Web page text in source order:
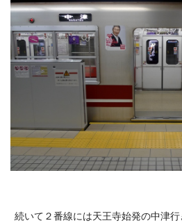
続いて２番線には天王寺始発の中津